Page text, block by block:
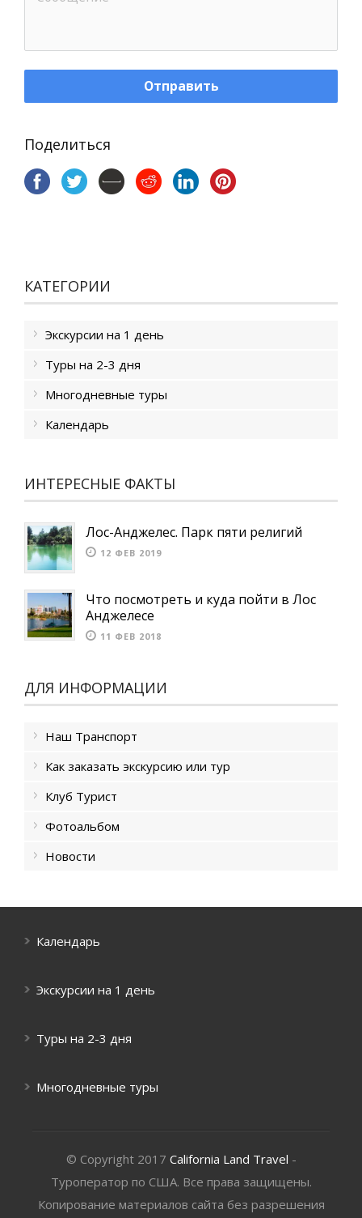
Отправить
Поделиться
КАТЕГОРИИ
Экскурсии на 1 день
Туры на 2-3 дня
Многодневные туры
Календарь
ИНТЕРЕСНЫЕ ФАКТЫ
Лос-Анджелес. Парк пяти религий
12 ФЕВ 2019
Что посмотреть и куда пойти в Лос
Анджелесе
11 ФЕВ 2018
ДЛЯ ИНФОРМАЦИИ
Наш Транспорт
Как заказать экскурсию или тур
Клуб Турист
Фотоальбом
Новости
Календарь
Экскурсии на 1 день
Туры на 2-3 дня
Многодневные туры
© Copyright 2017 California Land Travel -
Туроператор по США. Все права защищены.
Копирование материалов сайта без разрешения